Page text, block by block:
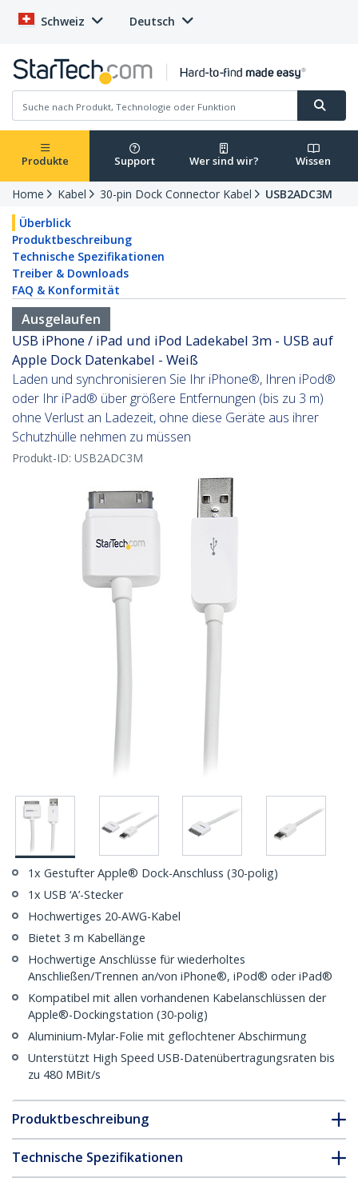
Schweiz Deutsch
Produkte Support Wer sind wir? Wissen
Home Kabel 30-pin Dock Connector Kabel
USB2ADC3M
Überblick
Produktbeschreibung
Technische Spezifikationen
Treiber & Downloads
FAQ & Konformität
Ausgelaufen
USB iPhone / iPad und iPod Ladekabel 3m - USB auf
Apple Dock Datenkabel - Weiß
Laden und synchronisieren Sie Ihr iPhone®, Ihren iPod®
oder Ihr iPad® über größere Entfernungen (bis zu 3 m)
ohne Verlust an Ladezeit, ohne diese Geräte aus ihrer
Schutzhülle nehmen zu müssen
Produkt-ID: USB2ADC3M
1x Gestufter Apple® Dock-Anschluss (30-polig)
1x USB ‘A’-Stecker
Hochwertiges 20-AWG-Kabel
Bietet 3 m Kabellänge
Hochwertige Anschlüsse für wiederholtes
Anschließen/Trennen an/von iPhone®, iPod® oder iPad®
Kompatibel mit allen vorhandenen Kabelanschlüssen der
Apple®-Dockingstation (30-polig)
Aluminium-Mylar-Folie mit geflochtener Abschirmung
Unterstützt High Speed USB-Datenübertragungsraten bis
zu 480 MBit/s
Produktbeschreibung
Technische Spezifikationen